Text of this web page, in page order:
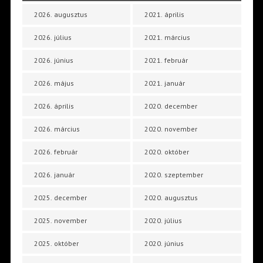
2026. augusztus
2026. július
2026. június
2026. május
2026. április
2026. március
2026. február
2026. január
2025. december
2025. november
2025. október
2021. április
2021. március
2021. február
2021. január
2020. december
2020. november
2020. október
2020. szeptember
2020. augusztus
2020. július
2020. június